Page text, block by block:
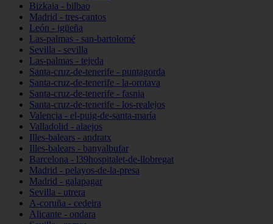
Bizkaia - bilbao
Madrid - tres-cantos
León - igüeña
Las-palmas - san-bartolomé
Sevilla - sevilla
Las-palmas - tejeda
Santa-cruz-de-tenerife - puntagorda
Santa-cruz-de-tenerife - la-orotava
Santa-cruz-de-tenerife - fasnia
Santa-cruz-de-tenerife - los-realejos
Valencia - el-puig-de-santa-maría
Valladolid - alaejos
Illes-balears - andratx
Illes-balears - banyalbufar
Barcelona - l39hospitalet-de-llobregat
Madrid - pelayos-de-la-presa
Madrid - galapagar
Sevilla - utrera
A-coruña - cedeira
Alicante - ondara